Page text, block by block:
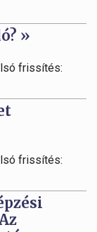
»
frissítés:
frissítés: